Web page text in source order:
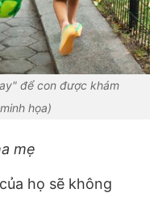
để con được khám
họa)
mẹ
họ sẽ không